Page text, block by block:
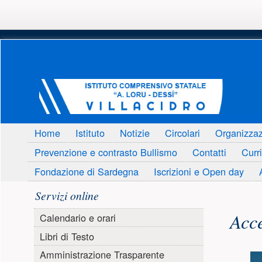
Menu principale
Home Istituto Notizie Circolari
Prevenzione e contrasto Bullismo
Contatti
Fondazione di Sardegna
Iscrizioni e Open day
Menu laterale
Servizi online
Calendario e orari
Libri di Testo
Amministrazione Trasparente